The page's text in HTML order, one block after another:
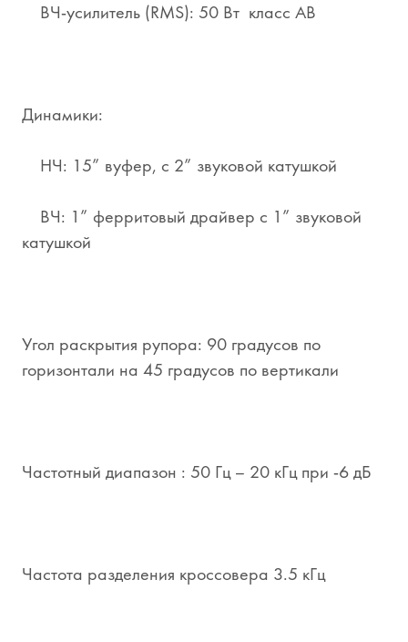
ВЧ-усилитель (RMS): 50 Вт класс AB
Динамики:
НЧ: 15” вуфер, с 2” звуковой катушкой
ВЧ: 1” ферритовый драйвер с 1” звуковой
катушкой
Угол раскрытия рупора: 90 градусов по
горизонтали на 45 градусов по вертикали
Частотный диапазон : 50 Гц – 20 кГц при -6 дБ
Частота разделения кроссовера 3.5 кГц